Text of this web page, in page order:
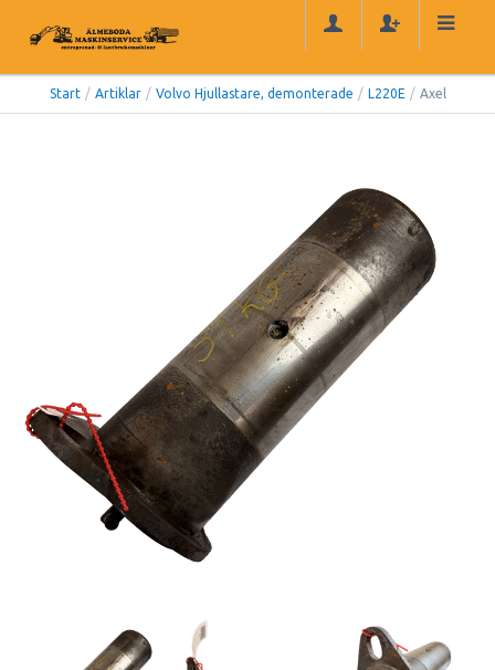
Start / Artiklar / Volvo Hjullastare, demonterade / L220E / Axel